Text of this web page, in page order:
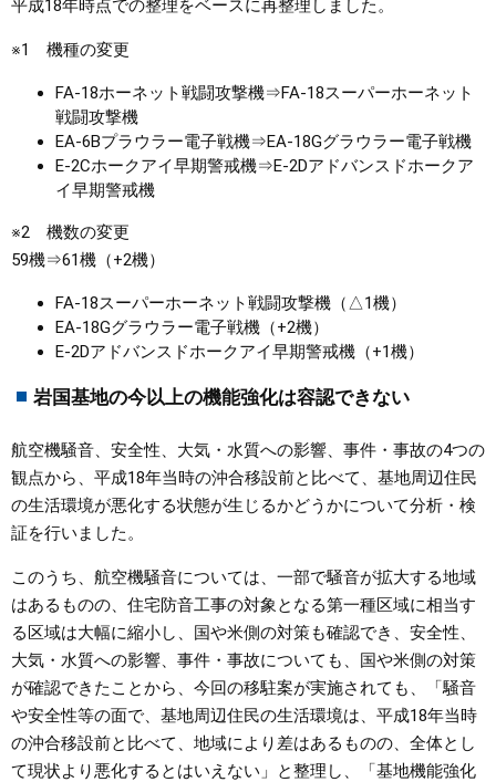
平成18年時点での整理をベースに再整理しました。
※1 機種の変更
FA-18ホーネット戦闘攻撃機⇒FA-18スーパーホーネット
戦闘攻撃機
EA-6Bプラウラー電子戦機⇒EA-18Gグラウラー電子戦機
E-2Cホークアイ早期警戒機⇒E-2Dアドバンスドホークア
イ早期警戒機
※2 機数の変更
59機⇒61機（+2機）
FA-18スーパーホーネット戦闘攻撃機（△1機）
EA-18Gグラウラー電子戦機（+2機）
E-2Dアドバンスドホークアイ早期警戒機（+1機）
岩国基地の今以上の機能強化は容認できない
航空機騒音、安全性、大気・水質への影響、事件・事故の4つの
観点から、平成18年当時の沖合移設前と比べて、基地周辺住民
の生活環境が悪化する状態が生じるかどうかについて分析・検
証を行いました。
このうち、航空機騒音については、一部で騒音が拡大する地域
はあるものの、住宅防音工事の対象となる第一種区域に相当す
る区域は大幅に縮小し、国や米側の対策も確認でき、安全性、
大気・水質への影響、事件・事故についても、国や米側の対策
が確認できたことから、今回の移駐案が実施されても、「騒音
や安全性等の面で、基地周辺住民の生活環境は、平成18年当時
の沖合移設前と比べて、地域により差はあるものの、全体とし
て現状より悪化するとはいえない」と整理し、「基地機能強化